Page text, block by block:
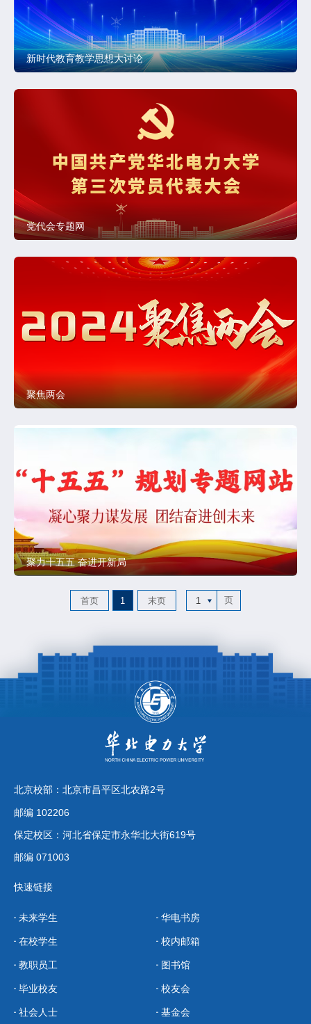
新时代教育教学思想大讨论
党代会专题网
聚焦两会
聚力十五五 奋进开新局
首页 1 末页 1 页
北京校部：北京市昌平区北农路2号
邮编 102206
保定校区：河北省保定市永华北大街619号
邮编 071003
快速链接
未来学生
在校学生
教职员工
毕业校友
社会人士
华电书房
校内邮箱
图书馆
校友会
基金会